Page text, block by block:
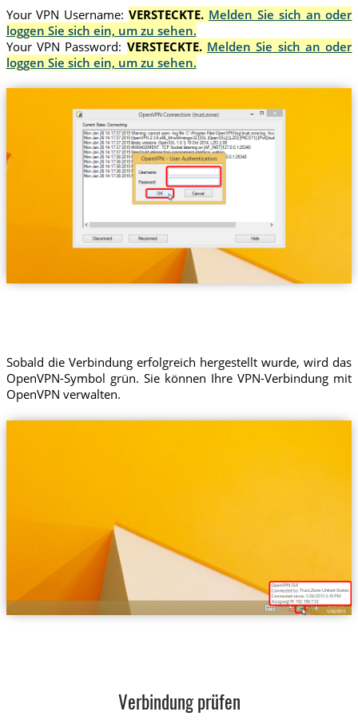
Your VPN Username:VERSTECKTE. Melden Sie sich an oder
loggen Sie sich ein, um zu sehen.
Your VPN Password: VERSTECKTE. Melden Sie sich an oder
loggen Sie sich ein, um zu sehen.
Sobald die Verbindung erfolgreich hergestellt wurde, wird das
OpenVPN-Symbol grün. Sie können Ihre VPN-Verbindung mit
OpenVPN verwalten.
Trust.Zone-United-States-
Verbindung prüfen